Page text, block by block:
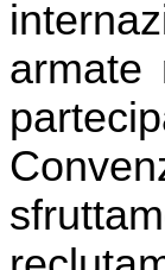
armate